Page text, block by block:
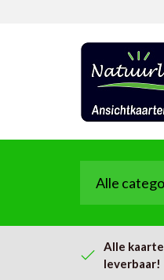
Alle
Alle
leverbaar!